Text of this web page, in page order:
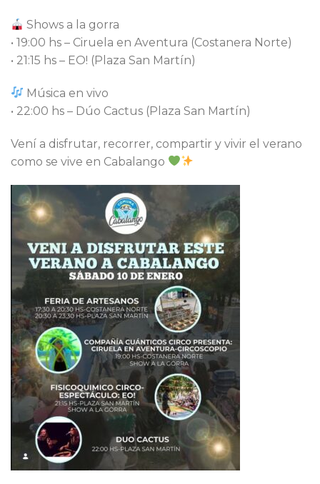
Shows a la gorra
• 19:00 hs – Ciruela en Aventura (Costanera Norte)
• 21:15 hs – EO! (Plaza San Martín)
Música en vivo
• 22:00 hs – Dúo Cactus (Plaza San Martín)
Vení a disfrutar, recorrer, compartir y vivir el verano
como se vive en Cabalango